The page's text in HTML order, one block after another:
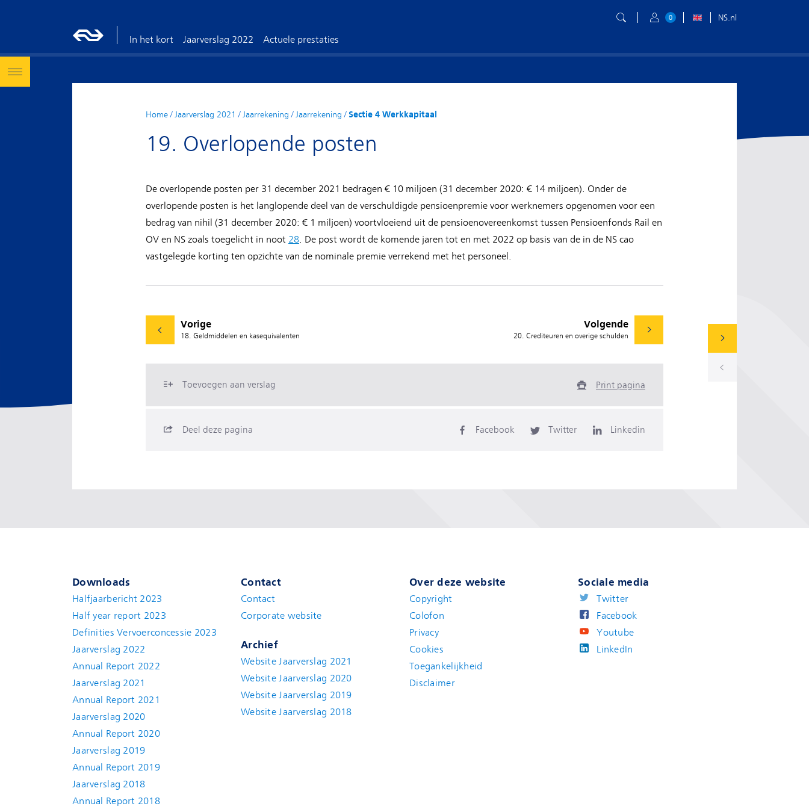
0 NS.nl
In het kort Jaarverslag 2022 Actuele prestaties
Home/ Jaarverslag 2021 / Jaarrekening / Jaarrekening / Sectie 4 Werkkapitaal
19. Overlopende posten
De overlopende posten per 31 december 2021 bedragen € 10 miljoen (31 december 2020: € 14 miljoen). Onder de
overlopende posten is het langlopende deel van de verschuldigde pensioenpremie voor werknemers opgenomen voor een
bedrag van nihil (31 december 2020: € 1 miljoen) voortvloeiend uit de pensioenovereenkomst tussen Pensioenfonds Rail en
OV en NS zoals toegelicht in noot 28. De post wordt de komende jaren tot en met 2022 op basis van de in de NS cao
vastgelegde korting ten opzichte van de nominale premie verrekend met het personeel.
Vorige
18. Geldmiddelen en kasequivalenten
Volgende
20. Crediteuren en overige schulden
Toevoegen aan verslag Print pagina
Deel deze pagina Facebook Twitter Linkedin
Downloads
Halfjaarbericht 2023
Half year report 2023
Definities Vervoerconcessie 2023
Jaarverslag 2022
Annual Report 2022
Jaarverslag 2021
Annual Report 2021
Jaarverslag 2020
Annual Report 2020
Jaarverslag 2019
Annual Report 2019
Jaarverslag 2018
Annual Report 2018
Contact
Contact
Corporate website
Archief
Website Jaarverslag 2021
Website Jaarverslag 2020
Website Jaarverslag 2019
Website Jaarverslag 2018
Over deze website
Copyright
Colofon
Privacy
Cookies
Toegankelijkheid
Disclaimer
Sociale media
Twitter
Facebook
Youtube
LinkedIn